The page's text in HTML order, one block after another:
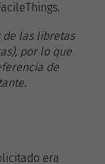
de las libretas
por lo que
de
era